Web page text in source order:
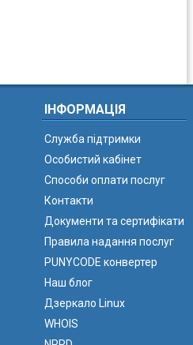
ІНФОРМАЦІЯ
Служба підтримки
Особистий кабінет
Способи оплати послуг
Контакти
Документи та сертифікати
Правила надання послуг
PUNYCODE конвертер
Наш блог
Дзеркало Linux
WHOIS